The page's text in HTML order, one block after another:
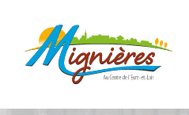
contenu